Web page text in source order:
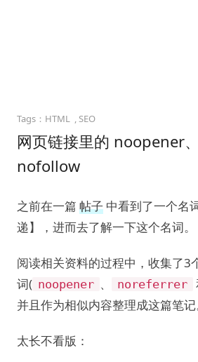
HTML SEO
网页链接里的 noopener
nofollow
之前在一篇 帖子中看到了一个名
递】，进而去了解一下这个名词。
阅读相关资料的过程中，收集了3
词( noopener 、 noreferrer
并且作为相似内容整理成这篇笔记
太长不看版：